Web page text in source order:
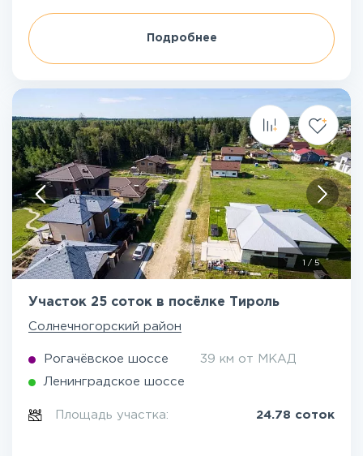
Подробнее
/ 5
Участок 25 соток в посёлке Тироль
Солнечногорский район
Рогачёвское шоссе 39 км от МКАД
Ленинградское шоссе
Площадь участка: 24.78 соток